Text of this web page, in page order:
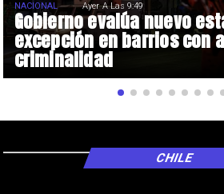
Gobierno evalúa nuevo
excepción en barrios con
criminalidad
NACIONAL Ayer A Las 9:49
CHILE